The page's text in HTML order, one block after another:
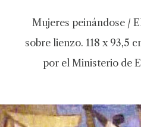
Mujeres peinándose /
sobre lienzo. 118 x 93,5
por el Ministerio de